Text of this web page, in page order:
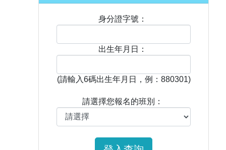
身分證字號：
出生年月日：
(請輸入6碼出生年月日，例：880301)
請選擇您報名的班別：